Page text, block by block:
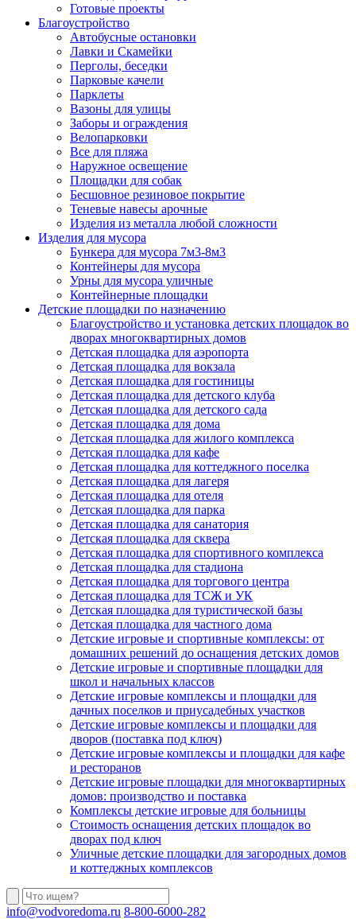
Готовые проекты
Благоустройство
Автобусные остановки
Лавки и Скамейки
Перголы, беседки
Парковые качели
Парклеты
Вазоны для улицы
Заборы и ограждения
Велопарковки
Все для пляжа
Наружное освещение
Площадки для собак
Бесшовное резиновое покрытие
Теневые навесы арочные
Изделия из металла любой сложности
Изделия для мусора
Бункера для мусора 7м3-8м3
Контейнеры для мусора
Урны для мусора уличные
Контейнерные площадки
Детские площадки по назначению
Благоустройство и установка детских площадок во
дворах многоквартирных домов
Детская площадка для аэропорта
Детская площадка для вокзала
Детская площадка для гостиницы
Детская площадка для детского клуба
Детская площадка для детского сада
Детская площадка для дома
Детская площадка для жилого комплекса
Детская площадка для кафе
Детская площадка для коттеджного поселка
Детская площадка для лагеря
Детская площадка для отеля
Детская площадка для парка
Детская площадка для санатория
Детская площадка для сквера
Детская площадка для спортивного комплекса
Детская площадка для стадиона
Детская площадка для торгового центра
Детская площадка для ТСЖ и УК
Детская площадка для туристической базы
Детская площадка для частного дома
Детские игровые и спортивные комплексы: от
домашних решений до оснащения детских домов
Детские игровые и спортивные площадки для
школ и начальных классов
Детские игровые комплексы и площадки для
дачных поселков и приусадебных участков
Детские игровые комплексы и площадки для
дворов (поставка под ключ)
Детские игровые комплексы и площадки для кафе
и ресторанов
Детские игровые площадки для многоквартирных
домов: производство и поставка
Комплексы детские игровые для больницы
Стоимость оснащения детских площадок во
дворах под ключ
Уличные детские площадки для загородных домов
и коттеджных комплексов
info@vodvoredoma.ru 8-800-6000-282